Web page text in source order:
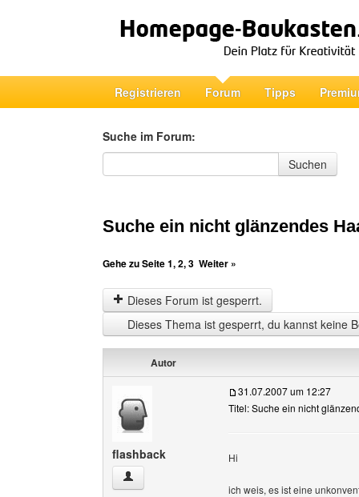
Registrieren Forum Tipps
Suche im Forum:
Suche im Forum
Suchen
Suche ein nicht glänzendes
Gehe zu Seite1,2,3 Weiter »
Dieses Forum ist gesperrt.
Dieses Thema ist gesperrt, du kannst keine
Autor
flashback
flashback Benutzer-Profile anzeigen
31.07.2007 um 12:27
Titel: Suche ein nicht
Hi
ich weis, es ist eine